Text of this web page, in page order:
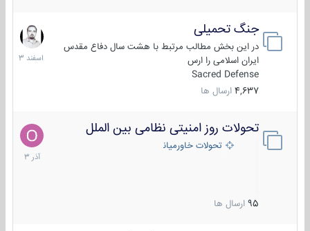
جنگ تحمیلی
در این بخش مطالب مرتبط با هشت سال دفاع مقدس
ایران اسلامی را ارس
Sacred Defense
4,637 ارسال ها
20
اسفند
1403
تحولات روز امنیتی نظامی بین الملل
تحولات خاورمیانه
95 ارسال ها
21
آذر
1403